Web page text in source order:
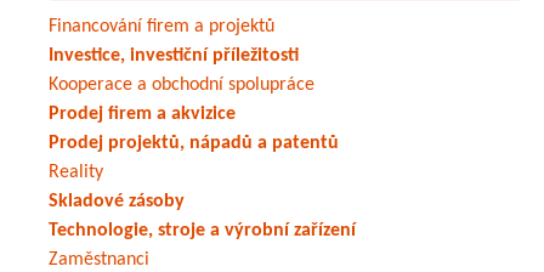
Financování firem a projektů
Investice, investiční příležitosti
Kooperace a obchodní spolupráce
Prodej firem a akvizice
Prodej projektů, nápadů a patentů
Reality
Skladové zásoby
Technologie, stroje a výrobní zařízení
Zaměstnanci